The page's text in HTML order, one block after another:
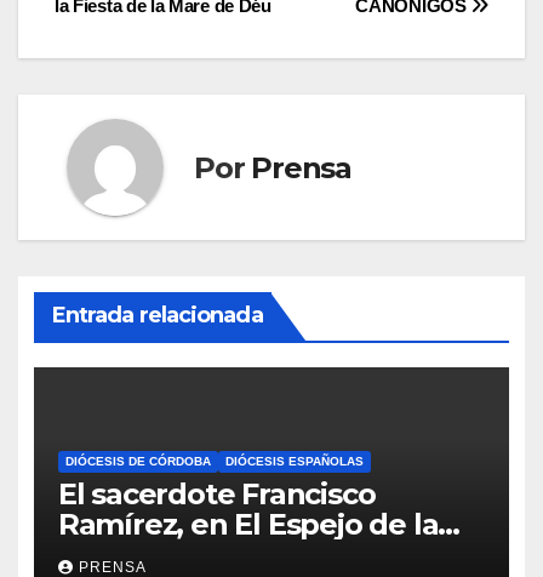
CANÓNIGOS
la Fiesta de la Mare de Déu
Por Prensa
Entrada relacionada
DIÓCESIS DE CÓRDOBA DIÓCESIS ESPAÑOLAS
El sacerdote Francisco
Ramírez, en El Espejo de la
Iglesia
PRENSA